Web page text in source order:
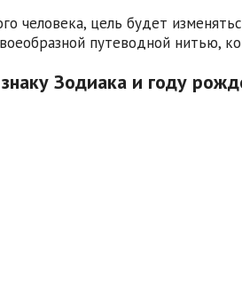
человека, цель будет
путеводной нитью,
Зодиака и году